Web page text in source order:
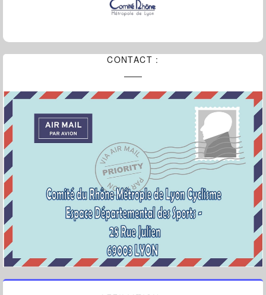
CONTACT :